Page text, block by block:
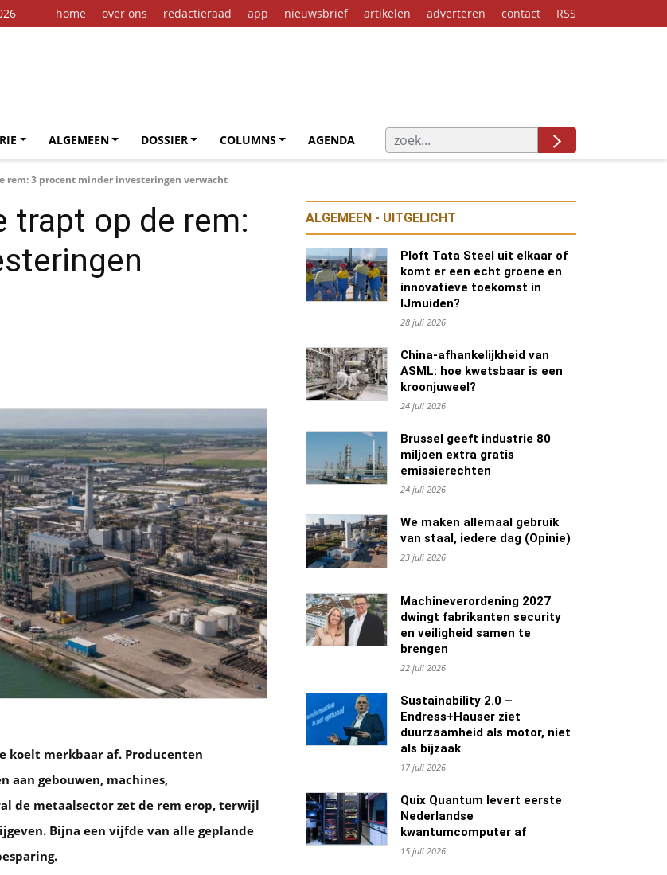
home over ons redactieraad app nieuwsbrief artikelen adverteren contact RSS
ALGEMEEN DOSSIER COLUMNS AGENDA
rem: 3 procent minder investeringen verwacht
trapt op de rem:
koelt merkbaar af. Producenten
aan gebouwen, machines,
de metaalsector zet de rem erop, terwijl
Bijna een vijfde van alle geplande
ALGEMEEN - UITGELICHT
Ploft Tata Steel uit elkaar of
komt er een echt groene en
innovatieve toekomst in
IJmuiden?
28 juli 2026
China-afhankelijkheid van
ASML: hoe kwetsbaar is een
kroonjuweel?
24 juli 2026
Brussel geeft industrie 80
miljoen extra gratis
emissierechten
24 juli 2026
We maken allemaal gebruik
van staal, iedere dag (Opinie)
23 juli 2026
Machineverordening 2027
dwingt fabrikanten security
en veiligheid samen te
brengen
22 juli 2026
Sustainability 2.0 –
Endress+Hauser ziet
duurzaamheid als motor, niet
als bijzaak
17 juli 2026
Quix Quantum levert eerste
Nederlandse
kwantumcomputer af
15 juli 2026